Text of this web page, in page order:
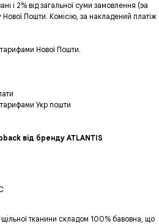
і 2% від загальної суми замовлення (эа
Пошти. Комісію, за накладений платіж
Нової Пошти.
Укр пошти
від бренду ATLANTIS
тканини складом 100% бавовна, що